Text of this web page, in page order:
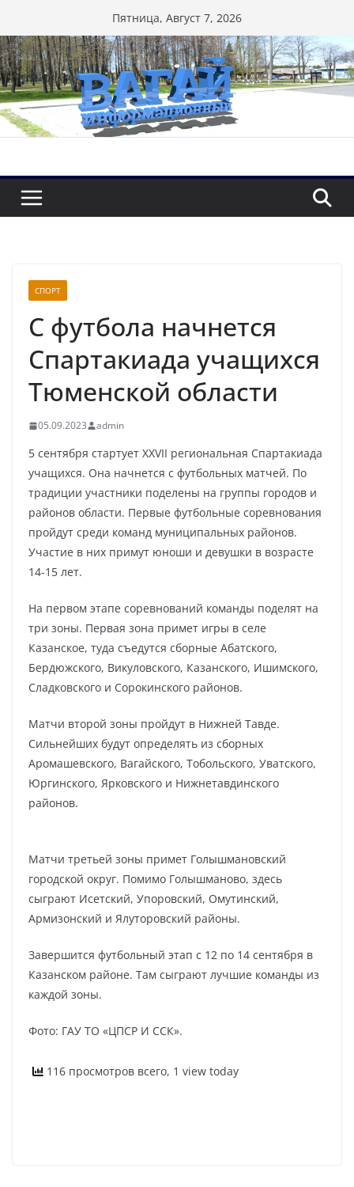
к
содержимому
Пятница, Август 7, 2026
СПОРТ
С футбола начнется
Спартакиада учащихся
Тюменской области
05.09.2023 admin
5 сентября стартует XXVII региональная Спартакиада
учащихся. Она начнется с футбольных матчей. По
традиции участники поделены на группы городов и
районов области. Первые футбольные соревнования
пройдут среди команд муниципальных районов.
Участие в них примут юноши и девушки в возрасте
14-15 лет.
На первом этапе соревнований команды поделят на
три зоны. Первая зона примет игры в селе
Казанское, туда съедутся сборные Абатского,
Бердюжского, Викуловского, Казанского, Ишимского,
Сладковского и Сорокинского районов.
Матчи второй зоны пройдут в Нижней Тавде.
Сильнейших будут определять из сборных
Аромашевского, Вагайского, Тобольского, Уватского,
Юргинского, Ярковского и Нижнетавдинского
районов.
Матчи третьей зоны примет Голышмановский
городской округ. Помимо Голышманово, здесь
сыграют Исетский, Упоровский, Омутинский,
Армизонский и Ялуторовский районы.
Завершится футбольный этап с 12 по 14 сентября в
Казанском районе. Там сыграют лучшие команды из
каждой зоны.
Фото: ГАУ ТО «ЦПСР И ССК».
116 просмотров всего, 1 view today